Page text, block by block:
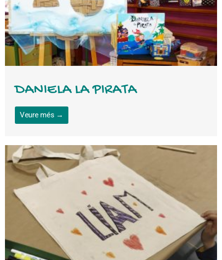
DANIELA LA PIRATA
Veure més →